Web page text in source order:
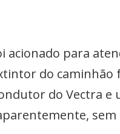
acionado para
do
do Vectra